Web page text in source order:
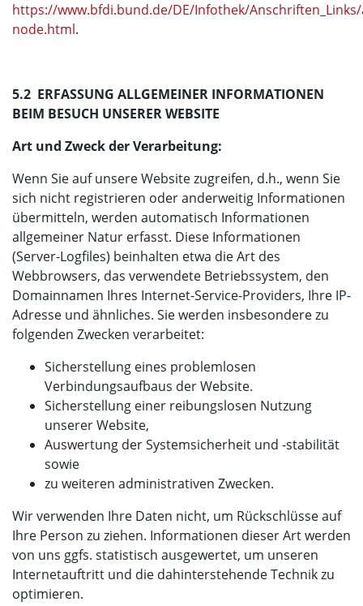
https://www.bfdi.bund.de/DE/Infothek/
node.html.
5.2 ERFASSUNG ALLGEMEINER INFORMATIONEN
BEIM BESUCH UNSERER WEBSITE
Art und Zweck der Verarbeitung:
Wenn Sie auf unsere Website zugreifen, d.h., wenn Sie
sich nicht registrieren oder anderweitig Informationen
übermitteln, werden automatisch Informationen
allgemeiner Natur erfasst. Diese Informationen
(Server-Logfiles) beinhalten etwa die Art des
Webbrowsers, das verwendete Betriebssystem, den
Domainnamen Ihres Internet-Service-Providers, Ihre IP-
Adresse und ähnliches. Sie werden insbesondere zu
folgenden Zwecken verarbeitet:
Sicherstellung eines problemlosen
Verbindungsaufbaus der Website.
Sicherstellung einer reibungslosen Nutzung
unserer Website,
Auswertung der Systemsicherheit und -stabilität
sowie
zu weiteren administrativen Zwecken.
Wir verwenden Ihre Daten nicht, um Rückschlüsse auf
Ihre Person zu ziehen. Informationen dieser Art werden
von uns ggfs. statistisch ausgewertet, um unseren
Internetauftritt und die dahinterstehende Technik zu
optimieren.